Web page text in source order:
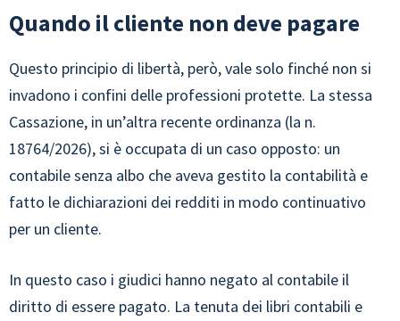
Quando il cliente non deve pagare
Questo principio di libertà, però, vale solo finché non si
invadono i confini delle professioni protette. La stessa
Cassazione, in un’altra recente ordinanza (la n.
18764/2026), si è occupata di un caso opposto: un
contabile senza albo che aveva gestito la contabilità e
fatto le dichiarazioni dei redditi in modo continuativo
per un cliente.
In questo caso i giudici hanno negato al contabile il
diritto di essere pagato. La tenuta dei libri contabili e